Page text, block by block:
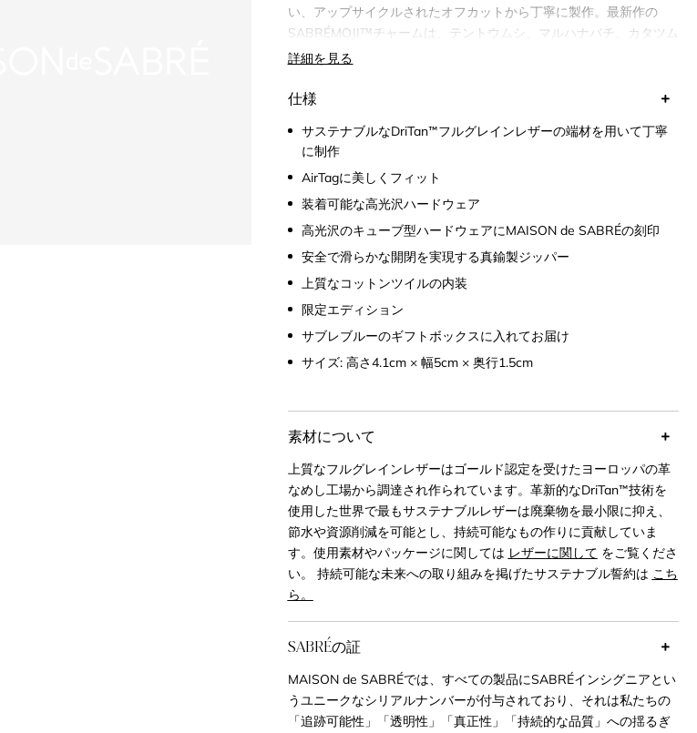
い、アップサイクルされたオフカットから丁寧に製作。最新作の
SABRÉMOJI™チャームは、テントウムシ、マルハナバチ、カタツム
リ、チョウの4種類の愛らしいデザインで登場。ふっくらとした立体
上げられたアクセントの編み込みパーツなど、細部にまでこだわ
金具とともに歩くたびに揺れて輝きを放つ存在に。すべての
MAISON de SABRÉバッグに装着可能で、チャーム用のリングに取
り付け可能なデザイン。Apple AirTagやその他小物を安全に収納で
きる機能性。手のひらに収まるサイズで、日常に遊び心と華やかさ
を添えるアクセサリー。
詳細を見る
仕様
サステナブルなDriTan™フルグレインレザーの端材を用いて丁寧
に制作
AirTagに美しくフィット
装着可能な高光沢ハードウェア
高光沢のキューブ型ハードウェアにMAISON de SABRÉの刻印
安全で滑らかな開閉を実現する真鍮製ジッパー
上質なコットンツイルの内装
限定エディション
サブレブルーのギフトボックスに入れてお届け
サイズ: 高さ4.1cm × 幅5cm × 奥行1.5cm
素材について
上質なフルグレインレザーはゴールド認定を受けたヨーロッパの革
なめし工場から調達され作られています。革新的なDriTan™技術を
使用した世界で最もサステナブルレザーは廃棄物を最小限に抑え、
節水や資源削減を可能とし、持続可能なもの作りに貢献していま
す。使用素材やパッケージに関しては レザーに関して をご覧くださ
い。 持続可能な未来への取り組みを掲げたサステナブル誓約は こち
ら。
SABRÉの証
MAISON de SABRÉでは、すべての製品にSABRÉインシグニアとい
うユニークなシリアルナンバーが付与されており、それは私たちの
「追跡可能性」「透明性」「真正性」「持続的な品質」への揺るぎ